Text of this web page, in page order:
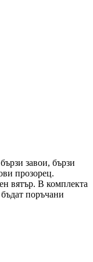
завои, бързи
прозорец.
вятър. В комплекта
поръчани